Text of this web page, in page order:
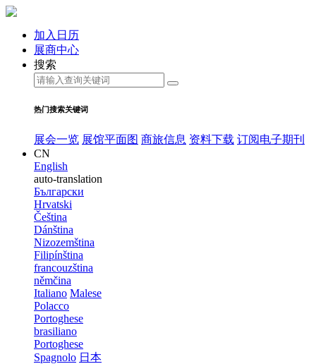
加入日历
展商中心
搜索
热门搜索关键词
展会一览 展馆平面图 商旅信息 资料下载 订阅电子期刊
CN
English
auto-translation
Български
Hrvatski
Čeština
Dánština
Nizozemština
Filipínština
francouzština
němčina
Italiano Malese
Polacco
Portoghese
brasiliano
Portoghese
Spagnolo 日本